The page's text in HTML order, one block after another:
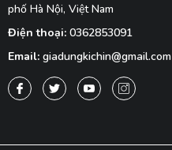
phố Hà Nội, Việt Nam
Điện thoại: 0362853091
Email: giadungkichin@gmail.com